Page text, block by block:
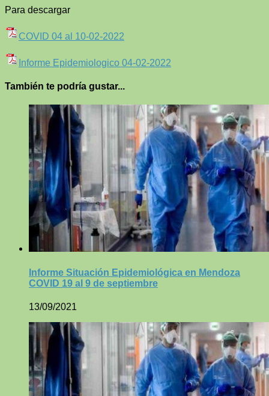
Para descargar
COVID 04 al 10-02-2022
Informe Epidemiologico 04-02-2022
También te podría gustar...
Informe Situación Epidemiológica en Mendoza
COVID 19 al 9 de septiembre
13/09/2021